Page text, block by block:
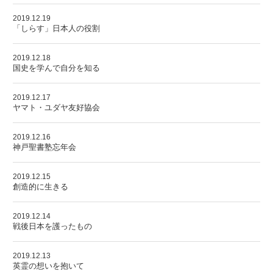
2019.12.19
「しらす」日本人の役割
2019.12.18
国史を学んで自分を知る
2019.12.17
ヤマト・ユダヤ友好協会
2019.12.16
神戸聖書塾忘年会
2019.12.15
創造的に生きる
2019.12.14
戦後日本を護ったもの
2019.12.13
英霊の想いを抱いて